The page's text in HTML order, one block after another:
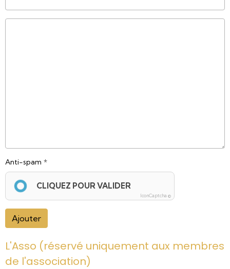
Anti-spam
CLIQUEZ POUR VALIDER
IconCaptcha ©
Ajouter
L'Asso (réservé uniquement aux membres
de l'association)